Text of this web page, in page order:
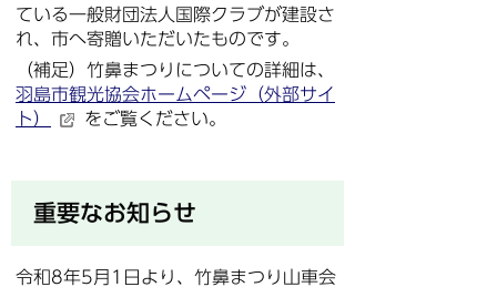
ている一般財団法人国際クラブが建設さ
れ、市へ寄贈いただいたものです。
（補足）竹鼻まつりについての詳細は、
羽島市観光協会ホームページ（外部サイ
ト）
をご覧ください。
重要なお知らせ
令和8年5月1日より、竹鼻まつり山車会